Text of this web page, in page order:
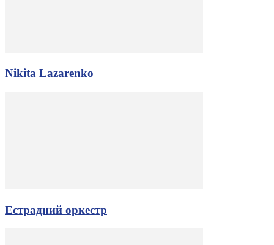
Nikita Lazarenko
Естрадний оркестр